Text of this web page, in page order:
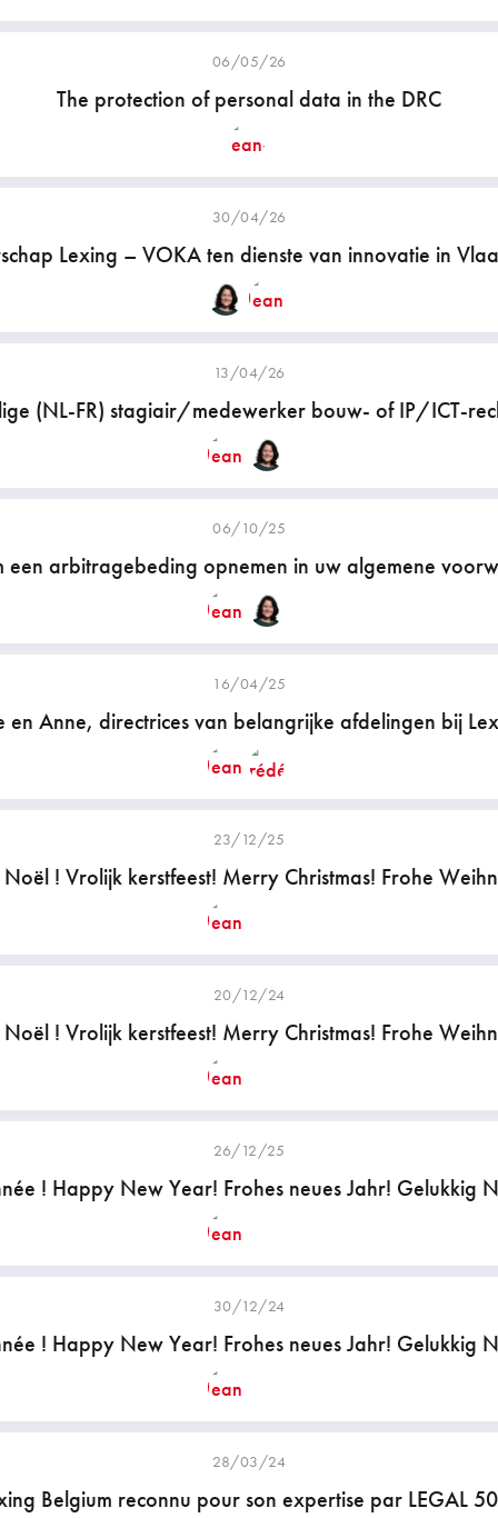
06/05/26
The protection of personal data in the DRC
30/04/26
Lexing – VOKA ten dienste van innovatie in
13/04/26
(NL-FR) stagiair/medewerker bouw- of IP/ICT-
06/10/25
een arbitragebeding opnemen in uw algemene
16/04/25
en Anne, directrices van belangrijke afdelingen bij
23/12/25
! Vrolijk kerstfeest! Merry Christmas! Frohe
20/12/24
! Vrolijk kerstfeest! Merry Christmas! Frohe
26/12/25
! Happy New Year! Frohes neues Jahr! Gelukkig
30/12/24
! Happy New Year! Frohes neues Jahr! Gelukkig
28/03/24
Belgium reconnu pour son expertise par LEGAL